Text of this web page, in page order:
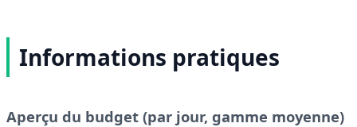
Informations pratiques
Aperçu du budget (par jour, gamme moyenne)